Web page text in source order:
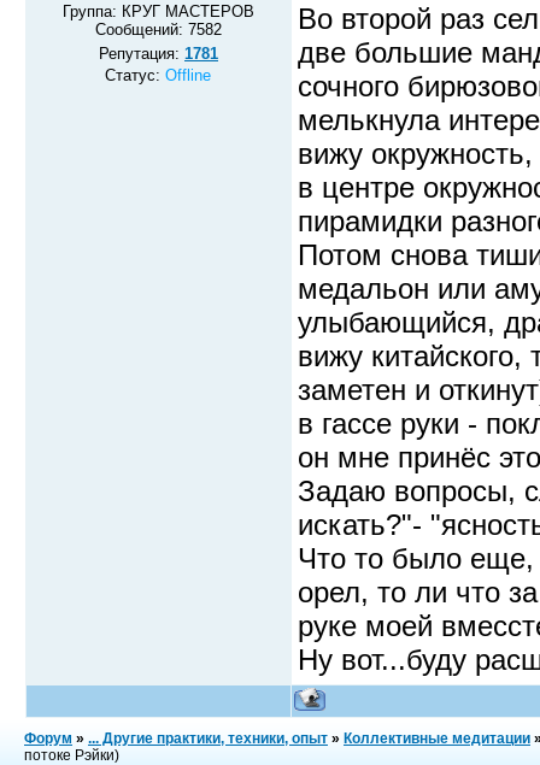
Группа: КРУГ МАСТЕРОВ
Сообщений: 7582
Репутация: 1781
Статус:Offline
Во второй раз
две большие
сочного
мелькнула
вижу
в центре
пирамидки
Потом снова
медальон или
улыбающийся,
вижу
заметен и
в гассе руки -
он мне принёс
Задаю вопросы,
искать?"-
Что то было еще,
орел, то ли что
руке моей
Ну вот...буду
Форум » ... Другие практики, техники, опыт » Коллективные медитации
потоке Рэйки)